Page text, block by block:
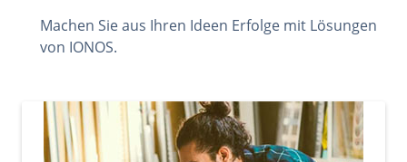
Machen Sie aus Ihren Ideen Erfolge mit Lösungen
von IONOS.